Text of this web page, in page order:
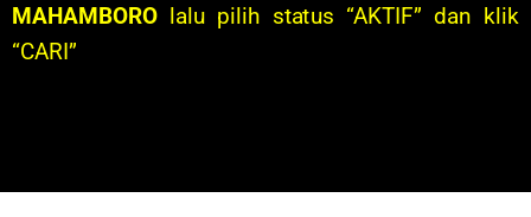
MAHAMBORO lalu pilih status “AKTIF” dan klik
“CARI”